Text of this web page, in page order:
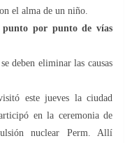
el alma de un niño.
punto por punto de vías
deben eliminar las causas
este jueves la ciudad
en la ceremonia de
nuclear Perm. Allí